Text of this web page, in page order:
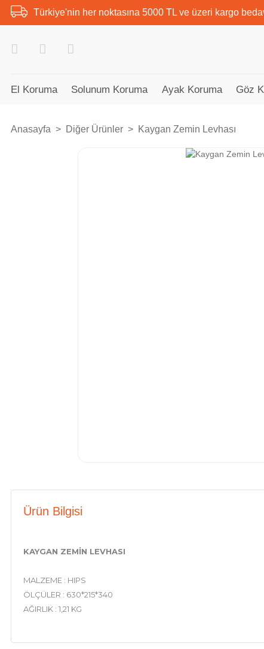
Türkiye'nin her noktasına 5000 TL ve üzeri kargo
El Koruma Solunum Koruma Ayak Koruma Göz
Anasayfa Diğer Ürünler Kaygan Zemin Levhası
Ürün Bilgisi
KAYGAN ZEMİN LEVHASI
MALZEME : HIPS
ÖLÇÜLER : 630*215*340
AĞIRLIK : 1,21 KG